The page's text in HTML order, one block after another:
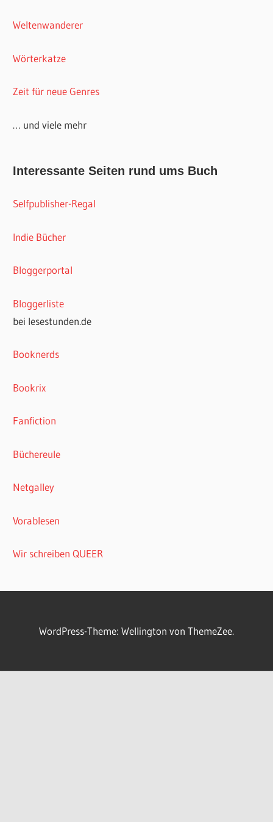
Weltenwanderer
Wörterkatze
Zeit für neue Genres
… und viele mehr
Interessante Seiten rund ums Buch
Selfpublisher-Regal
Indie Bücher
Bloggerportal
Bloggerliste
bei lesestunden.de
Booknerds
Bookrix
Fanfiction
Büchereule
Netgalley
Vorablesen
Wir schreiben QUEER
WordPress-Theme: Wellington von ThemeZee.